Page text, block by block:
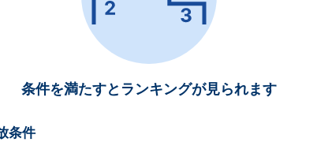
条件を満たすとランキングが見られます
条件